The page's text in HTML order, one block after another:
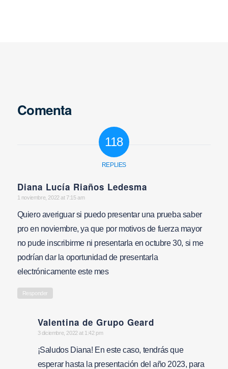
Comenta
118
REPLIES
Diana Lucía Riaños Ledesma
says:
1 noviembre, 2022 at 7:15 am
Quiero averiguar si puedo presentar una prueba saber
pro en noviembre, ya que por motivos de fuerza mayor
no pude inscribirme ni presentarla en octubre 30, si me
podrían dar la oportunidad de presentarla
electrónicamente este mes
Responder
Valentina de Grupo Geard
says:
3 diciembre, 2022 at 1:42 pm
¡Saludos Diana! En este caso, tendrás que
esperar hasta la presentación del año 2023, para